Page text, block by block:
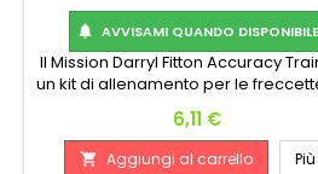
 AVVISAMI QUANDO DISPONIBILE
Il Mission Darryl Fitton Accuracy
un kit di allenamento per le
gioco. Darryl Fitton è responsabile
sviluppo dei giocatori presso
Prezzo
6,11 €
 Aggiungi al carrello Più